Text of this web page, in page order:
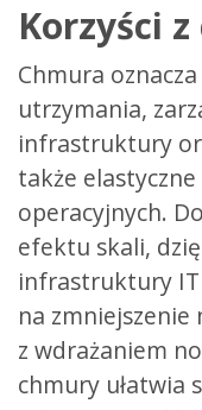
Korzyści
Chmura
utrzymania,
infrastruktury
także
operacyjnych.
efektu skali,
infrastruktury IT
na zmniejszenie
z wdrażaniem
chmury ułatwia